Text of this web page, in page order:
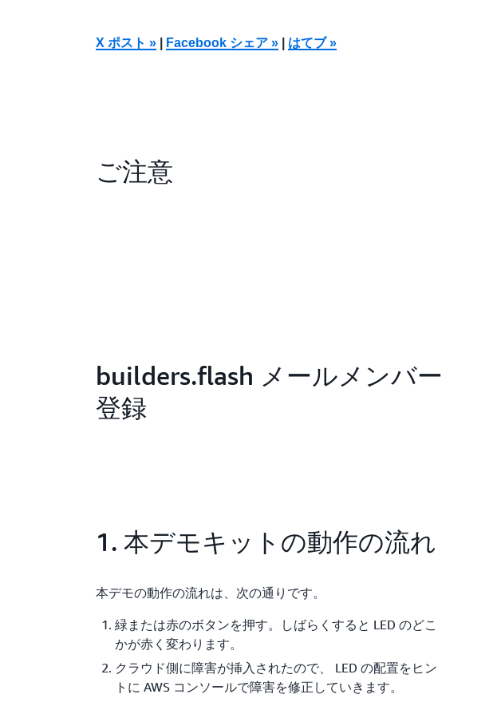
X ポスト » Facebook シェア » はてブ »
ご注意
builders.flash メールメンバー
登録
1. 本デモキットの動作の流れ
本デモの動作の流れは、次の通りです。
緑または赤のボタンを押す。しばらくすると LED のどこ
かが赤く変わります。
クラウド側に障害が挿入されたので、 LED の配置をヒン
トに AWS コンソールで障害を修正していきます。